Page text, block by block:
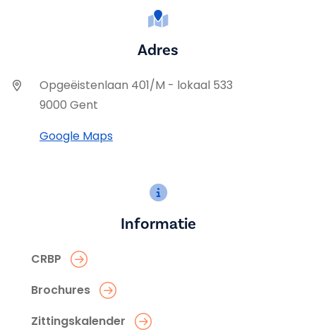
Adres
Opgeëistenlaan 401/M - lokaal 533
9000 Gent
Google Maps
Informatie
CRBP
Brochures
Zittingskalender